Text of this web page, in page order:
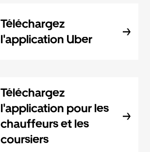
Téléchargez
l'application Uber
Téléchargez
l'application pour les
chauffeurs et les
coursiers